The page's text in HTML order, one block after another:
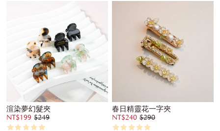
渲染夢幻髮夾
NT$199 $249
春日精靈花一字夾
NT$240 $290